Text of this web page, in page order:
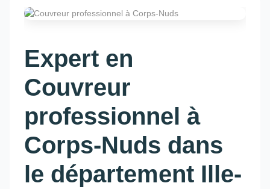
Expert en
Couvreur
professionnel à
Corps-Nuds dans
le département Ille-